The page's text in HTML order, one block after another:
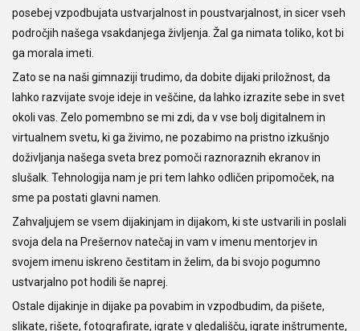
posebej vzpodbujata ustvarjalnost in poustvarjalnost, in sicer vseh
področjih našega vsakdanjega življenja. Žal ga nimata toliko, kot bi
ga morala imeti.
Zato se na naši gimnaziji trudimo, da dobite dijaki priložnost, da
lahko razvijate svoje ideje in veščine, da lahko izrazite sebe in svet
okoli vas. Zelo pomembno se mi zdi, da v vse bolj digitalnem in
virtualnem svetu, ki ga živimo, ne pozabimo na pristno izkušnjo
doživljanja našega sveta brez pomoči raznoraznih ekranov in
slušalk. Tehnologija nam je pri tem lahko odličen pripomoček, na
sme pa postati glavni namen.
Zahvaljujem se vsem dijakinjam in dijakom, ki ste ustvarili in poslali
svoja dela na Prešernov natečaj in vam v imenu mentorjev in
svojem imenu iskreno čestitam in želim, da bi svojo pogumno
ustvarjalno pot hodili še naprej.
Ostale dijakinje in dijake pa povabim in vzpodbudim, da pišete,
slikate, rišete, fotografirate, igrate v gledališču, igrate inštrumente,